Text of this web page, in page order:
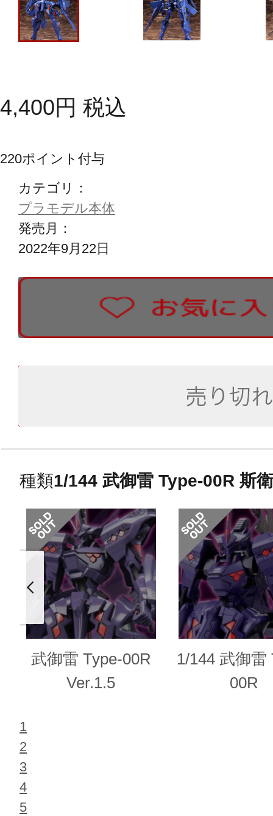
4,400円 税込
220ポイント付与
カテゴリ：
プラモデル本体
発売月：
2022年9月22日
種類1/144 武御雷 Type-00R 斯
武御雷 Type-00R
Ver.1.5
1/144 武御雷
00R
1
2
3
4
5